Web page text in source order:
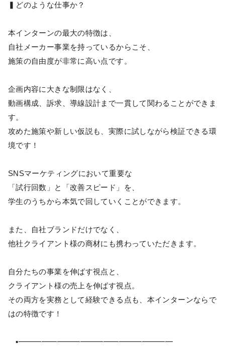
▍どのような仕事か？
本インターンの最大の特徴は、
自社メーカー事業を持っているからこそ、
施策の自由度が非常に高い点です。
企画内容に大きな制限はなく、
動画構成、訴求、導線設計まで一貫して関わることができま
す。
攻めた施策や新しい仮説も、実際に試しながら検証できる環
境です！
SNSマーケティングにおいて重要な
「試行回数」と「改善スピード」を、
学生のうちから本気で回していくことができます。
また、自社ブランドだけでなく、
他社クライアント様の商材にも携わっていただきます。
自分たちの事業を伸ばす視点と、
クライアント様の売上を伸ばす視点。
その両方を実務として経験できる点も、本インターンならで
はの特徴です！
▪━━━━━━━━━━━━━━━━━━━━